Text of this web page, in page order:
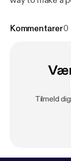
or.fm/c-wolf2/
Kommentarer0
Tilmeld